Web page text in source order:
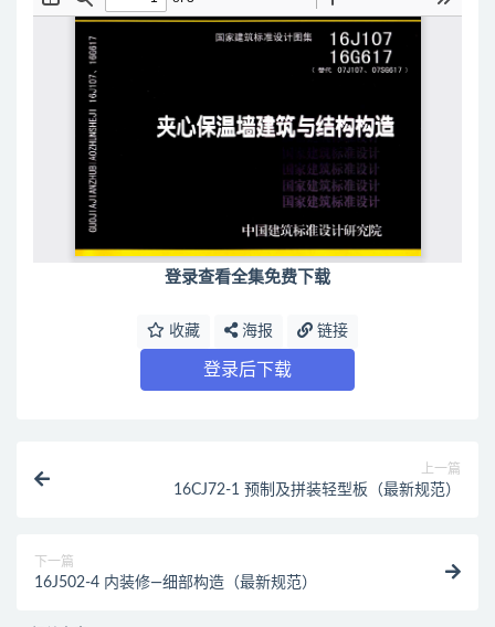
登录查看全集免费下载
收藏 海报 链接
登录后下载
上一篇
16CJ72-1 预制及拼装轻型板（最新规范）
下一篇
16J502-4 内装修—细部构造（最新规范）